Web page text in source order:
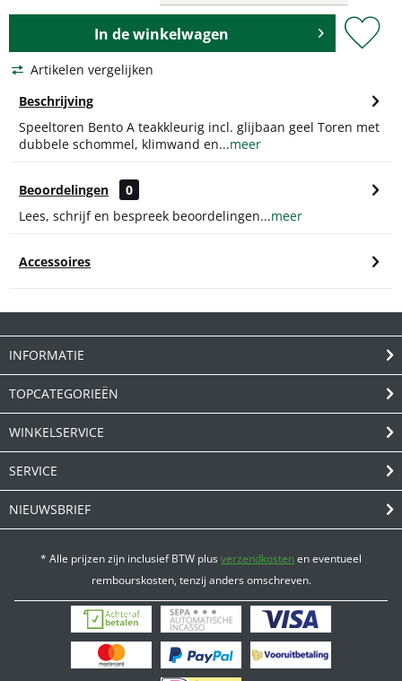
In dewinkelwagen
Artikelen vergelijken
Beschrijving
Speeltoren Bento A teakkleurig incl. glijbaan geel Toren met
dubbele schommel, klimwand en...meer
Beoordelingen
0
Lees, schrijf en bespreek beoordelingen...meer
Accessoires
INFORMATIE
TOPCATEGORIEËN
WINKELSERVICE
SERVICE
NIEUWSBRIEF
* Alle prijzen zijn inclusief BTW plusverzendkostenen eventueel
rembourskosten, tenzij anders omschreven.